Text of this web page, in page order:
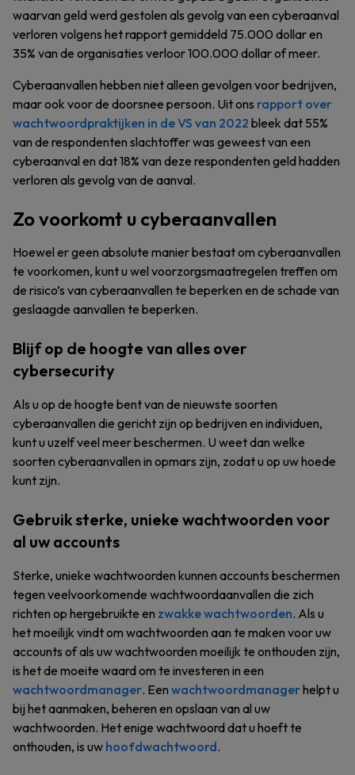
waarvan geld werd gestolen als gevolg van een cyberaanval
verloren volgens het rapport gemiddeld 75.000 dollar en
35% van de organisaties verloor 100.000 dollar of meer.
Cyberaanvallen hebben niet alleen gevolgen voor bedrijven,
maar ook voor de doorsnee persoon. Uit ons rapport over
wachtwoordpraktijken in de VS van 2022 bleek dat 55%
van de respondenten slachtoffer was geweest van een
cyberaanval en dat 18% van deze respondenten geld hadden
verloren als gevolg van de aanval.
Zo voorkomt u cyberaanvallen
Hoewel er geen absolute manier bestaat om cyberaanvallen
te voorkomen, kunt u wel voorzorgsmaatregelen treffen om
de risico’s van cyberaanvallen te beperken en de schade van
geslaagde aanvallen te beperken.
Blijf op de hoogte van alles over
cybersecurity
Als u op de hoogte bent van de nieuwste soorten
cyberaanvallen die gericht zijn op bedrijven en individuen,
kunt u uzelf veel meer beschermen. U weet dan welke
soorten cyberaanvallen in opmars zijn, zodat u op uw hoede
kunt zijn.
Gebruik sterke, unieke wachtwoorden voor
al uw accounts
Sterke, unieke wachtwoorden kunnen accounts beschermen
tegen veelvoorkomende wachtwoordaanvallen die zich
richten op hergebruikte en zwakke wachtwoorden. Als u
het moeilijk vindt om wachtwoorden aan te maken voor uw
accounts of als uw wachtwoorden moeilijk te onthouden zijn,
is het de moeite waard om te investeren in een
wachtwoordmanager. Een wachtwoordmanagerhelpt u
bij het aanmaken, beheren en opslaan van al uw
wachtwoorden. Het enige wachtwoord dat u hoeft te
onthouden, is uw hoofdwachtwoord.